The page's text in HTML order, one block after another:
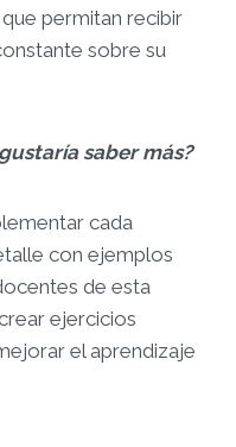
permitan recibir
sobre su
saber más?
cada
con ejemplos
de esta
ejercicios
el aprendizaje